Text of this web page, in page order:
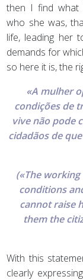
then I find
who she was,
life, leading her
demands for
so here it is, the
«A mulher
condições de
vive não pode
cidadãos de
(«The
conditions
cannot raise
them the
With this
clearly